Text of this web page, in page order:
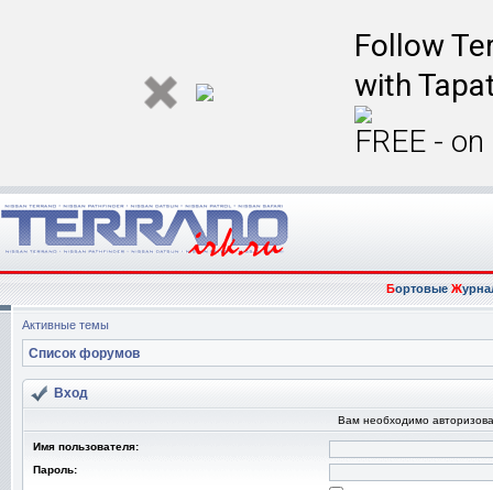
Follow
with
FREE -
БортовыеЖ
Активные темы
Список форумов
Вход
Вам необходимо
Имя пользователя:
Пароль: